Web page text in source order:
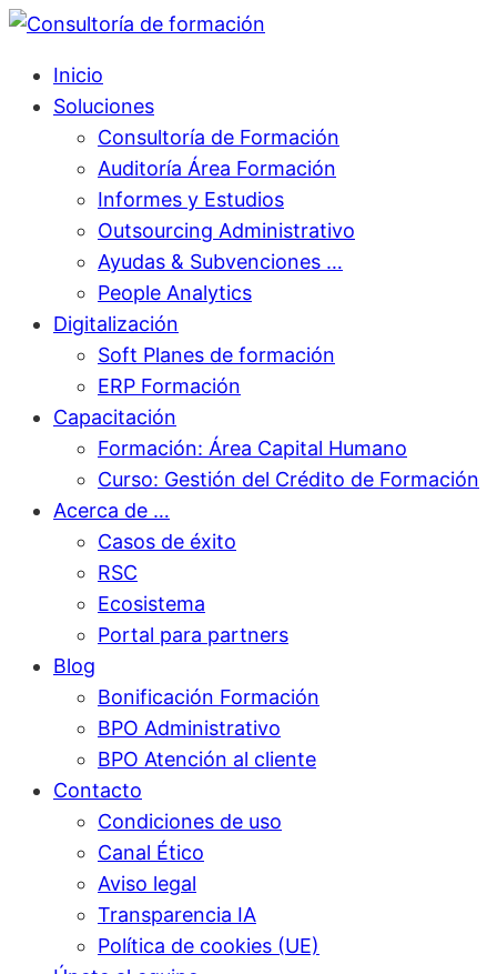
Inicio
Soluciones
Consultoría de Formación
Auditoría Área Formación
Informes y Estudios
Outsourcing Administrativo
Ayudas & Subvenciones …
People Analytics
Digitalización
Soft Planes de formación
ERP Formación
Capacitación
Formación: Área Capital Humano
Curso: Gestión del Crédito de Formación
Acerca de …
Casos de éxito
RSC
Ecosistema
Portal para partners
Blog
Bonificación Formación
BPO Administrativo
BPO Atención al cliente
Contacto
Condiciones de uso
Canal Ético
Aviso legal
Transparencia IA
Política de cookies (UE)